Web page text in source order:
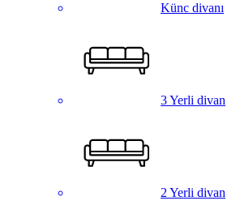
Künc divanı
3 Yerli divan
2 Yerli divan